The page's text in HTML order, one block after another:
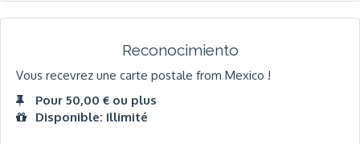
Reconocimiento
Vous recevrez une carte postale from Mexico !
Pour 50,00 € ou plus
Disponible: Illimité